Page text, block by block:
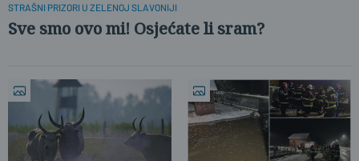
STRAŠNI PRIZORI U ZELENOJ SLAVONIJI
Sve smo ovo mi! Osjećate li sram?